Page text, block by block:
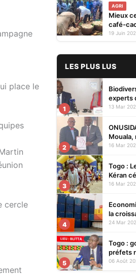
place le
cercle
AGRI
Mieux
café-
19 Juin
LES PLUS LUS
1
experts
Lomé
13 Mar
2
pays
16 Mar
3
Togo :
Kéran
16 Mar
4
la
24 Mar
5
Togo :
préfets
06 Août